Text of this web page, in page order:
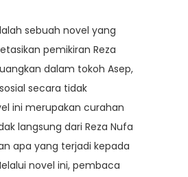
sebuah novel yang
pemikiran Reza
dalam tokoh Asep,
secara tidak
ini merupakan curahan
langsung dari Reza Nufa
apa yang terjadi kepada
novel ini, pembaca